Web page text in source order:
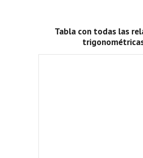
Tabla con todas las